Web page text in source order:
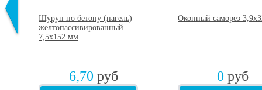
Шуруп по бетону (нагель)
желтопассивированный
7,5х152 мм
6,70 руб
Оконный саморез
0 руб